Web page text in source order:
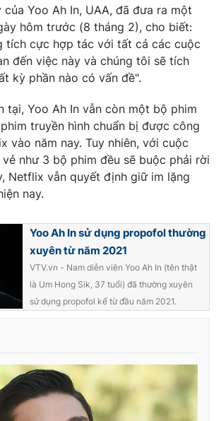
Podcast
Infographic
Shorts video
Bất động sản
Tấm lòng Việt
VTV8
English
Yoo Ah In, UAA, đã đưa ra một
hôm trước (8 tháng 2), cho biết:
tích cực hợp tác với tất cả các cuộc
đến việc này và chúng tôi sẽ tích
kỳ phần nào có vấn đề".
tại, Yoo Ah In vẫn còn một bộ phim
truyền hình chuẩn bị được công
vào năm nay. Tuy nhiên, với cuộc
như 3 bộ phim đều sẽ buộc phải rời
Netflix vẫn quyết định giữ im lặng
nay.
Yoo Ah In sử dụng propofol thường
xuyên từ năm 2021
VTV.vn - Nam diễn viên Yoo Ah In (tên thật
là Um Hong Sik, 37 tuổi) đã thường xuyên
sử dụng propofol kể từ đầu năm 2021.